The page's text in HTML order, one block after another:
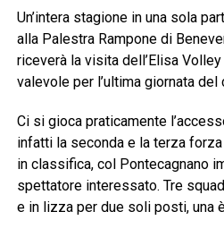
Un’intera stagione in una sola
alla Palestra Rampone di
riceverà la visita dell’Elisa
valevole per l’ultima giornata del
Ci si gioca praticamente
infatti la seconda e la terza
in classifica, col Pontecagnano
spettatore interessato. Tre
e in lizza per due soli posti, una